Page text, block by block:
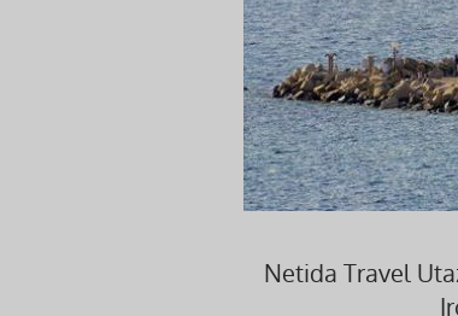
Netida Travel